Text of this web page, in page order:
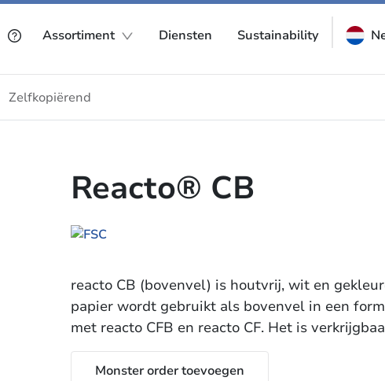
Assortiment Diensten Sustainability
Zelfkopiërend
Reacto® CB
reacto CB (bovenvel) is houtvrij, wit en
papier wordt gebruikt als bovenvel in een
met reacto CFB en reacto CF. Het is
Monster order toevoegen